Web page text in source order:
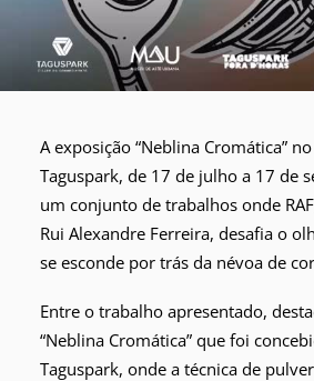
A exposição “Neblina Cromática”
Taguspark, de 17 de julho a 17 de
um conjunto de trabalhos onde
Rui Alexandre Ferreira, desafia o
se esconde por trás da névoa de
Entre o trabalho apresentado,
“Neblina Cromática” que foi
Taguspark, onde a técnica de